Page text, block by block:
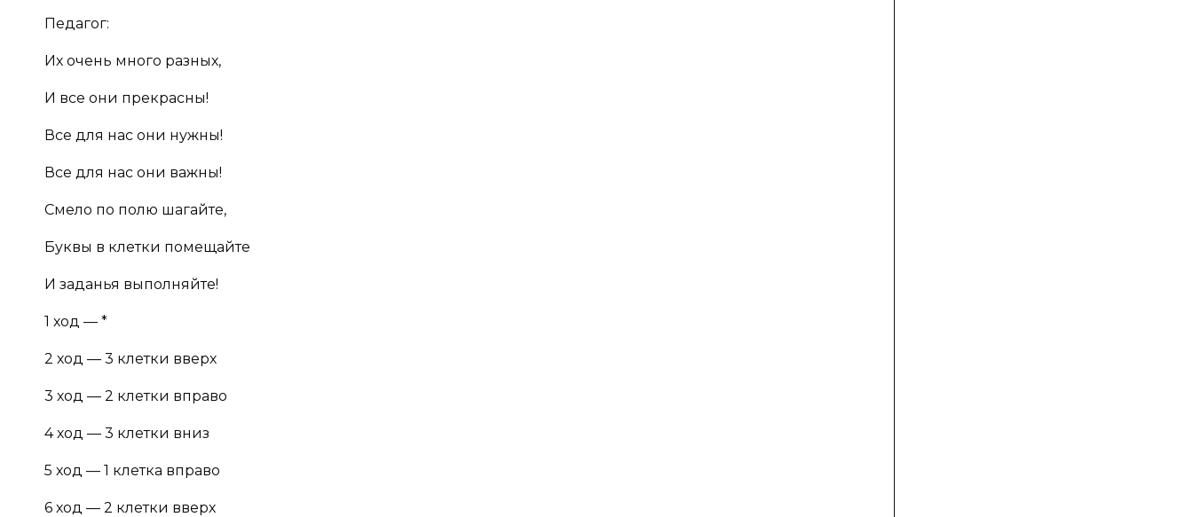
Педагог:
Их очень много разных,
И все они прекрасны!
Все для нас они нужны!
Все для нас они важны!
Смело по полю шагайте,
Буквы в клетки помещайте
И заданья выполняйте!
1 ход — *
2 ход — 3 клетки вверх
3 ход — 2 клетки вправо
4 ход — 3 клетки вниз
5 ход — 1 клетка вправо
6 ход — 2 клетки вверх